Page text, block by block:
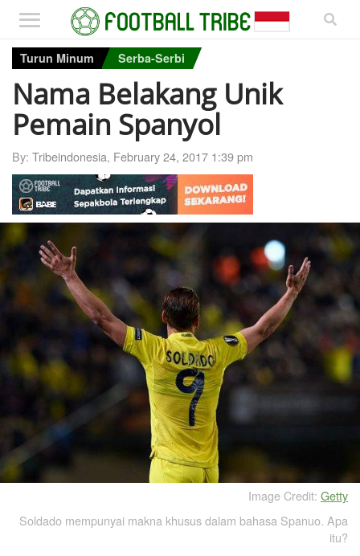
Turun Minum Serba-Serbi
Nama Belakang Unik
Pemain Spanyol
By: Tribeindonesia, February 24, 2017 1:39 pm
Image Credit: Getty
Soldado mempunyai makna khusus dalam bahasa Spanuo. Apa
itu?